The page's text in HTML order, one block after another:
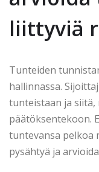
liittyviä
Tunteiden
hallinnassa.
tunteistaan ja siitä,
päätöksentekoon.
tuntevansa pelkoa
pysähtyä ja